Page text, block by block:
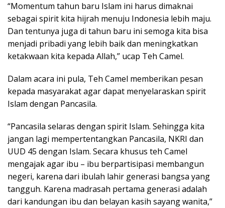
“Momentum tahun baru Islam ini harus dimaknai
sebagai spirit kita hijrah menuju Indonesia lebih maju.
Dan tentunya juga di tahun baru ini semoga kita bisa
menjadi pribadi yang lebih baik dan meningkatkan
ketakwaan kita kepada Allah,” ucap Teh Camel.
Dalam acara ini pula, Teh Camel memberikan pesan
kepada masyarakat agar dapat menyelaraskan spirit
Islam dengan Pancasila.
“Pancasila selaras dengan spirit Islam. Sehingga kita
jangan lagi mempertentangkan Pancasila, NKRI dan
UUD 45 dengan Islam. Secara khusus teh Camel
mengajak agar ibu – ibu berpartisipasi membangun
negeri, karena dari ibulah lahir generasi bangsa yang
tangguh. Karena madrasah pertama generasi adalah
dari kandungan ibu dan belayan kasih sayang wanita,”